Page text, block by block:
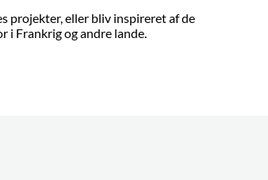
projekter, eller bliv inspireret af de
i Frankrig og andre lande.